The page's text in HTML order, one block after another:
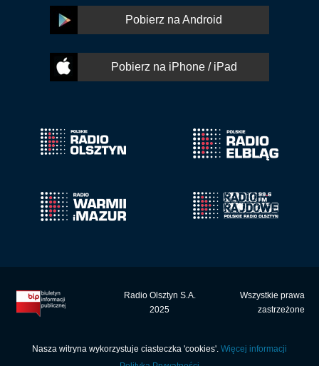
Pobierz na Android
Pobierz na iPhone / iPad
Radio Olsztyn S.A.
2025
Wszystkie prawa
zastrzeżone
Nasza witryna wykorzystuje ciasteczka 'cookies'. Więcej informacji